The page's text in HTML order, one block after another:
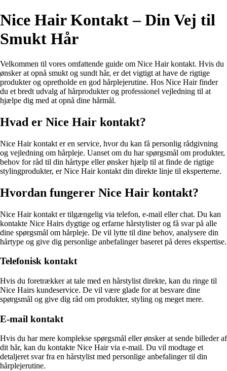
Nice Hair Kontakt – Din Vej til
Smukt Hår
Velkommen til vores omfattende guide om Nice Hair kontakt. Hvis du
ønsker at opnå smukt og sundt hår, er det vigtigt at have de rigtige
produkter og opretholde en god hårplejerutine. Hos Nice Hair finder
du et bredt udvalg af hårprodukter og professionel vejledning til at
hjælpe dig med at opnå dine hårmål.
Hvad er Nice Hair kontakt?
Nice Hair kontakt er en service, hvor du kan få personlig rådgivning
og vejledning om hårpleje. Uanset om du har spørgsmål om produkter,
behov for råd til din hårtype eller ønsker hjælp til at finde de rigtige
stylingprodukter, er Nice Hair kontakt din direkte linje til eksperterne.
Hvordan fungerer Nice Hair kontakt?
Nice Hair kontakt er tilgængelig via telefon, e-mail eller chat. Du kan
kontakte Nice Hairs dygtige og erfarne hårstylister og få svar på alle
dine spørgsmål om hårpleje. De vil lytte til dine behov, analysere din
hårtype og give dig personlige anbefalinger baseret på deres ekspertise.
Telefonisk kontakt
Hvis du foretrækker at tale med en hårstylist direkte, kan du ringe til
Nice Hairs kundeservice. De vil være glade for at besvare dine
spørgsmål og give dig råd om produkter, styling og meget mere.
E-mail kontakt
Hvis du har mere komplekse spørgsmål eller ønsker at sende billeder af
dit hår, kan du kontakte Nice Hair via e-mail. Du vil modtage et
detaljeret svar fra en hårstylist med personlige anbefalinger til din
hårplejerutine.